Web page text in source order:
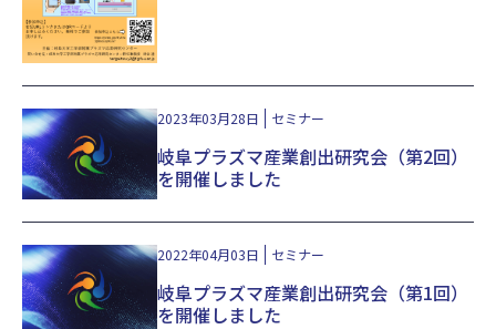
2023年03月28日 セミナー
岐阜プラズマ産業創出研究会（第2回）
を開催しました
2022年04月03日 セミナー
岐阜プラズマ産業創出研究会（第1回）
を開催しました